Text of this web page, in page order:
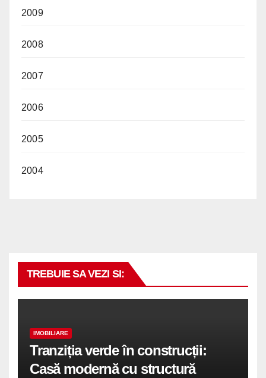
2009
2008
2007
2006
2005
2004
TREBUIE SA VEZI SI:
IMOBILIARE
Tranziția verde în construcții:
Casă modernă cu structură